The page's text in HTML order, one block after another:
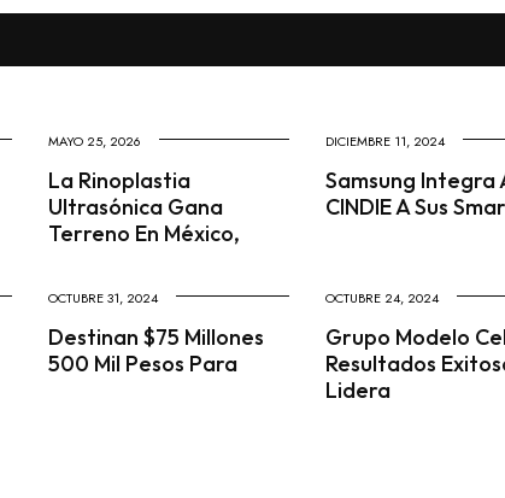
MAYO 25, 2026
La Rinoplastia
Ultrasónica Gana
Terreno En México,
DICIEMBRE 11, 2024
Samsung Integra
CINDIE A Sus
OCTUBRE 31, 2024
Destinan $75 Millones
500 Mil Pesos Para
OCTUBRE 24, 2024
Grupo Modelo
Resultados
Lidera